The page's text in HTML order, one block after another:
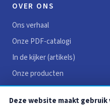
OVER ONS
Ons verhaal
Onze PDF-catalogi
In de kijker (artikels)
Onze producten
Reviews
Deze website maakt gebruik